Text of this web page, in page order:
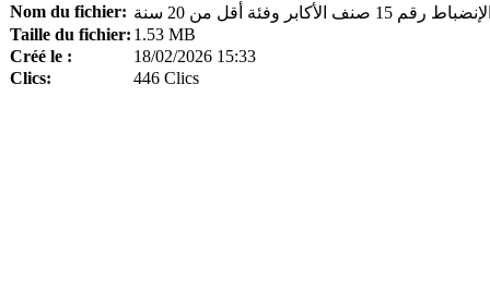
Nom du fichier:
Taille du fichier: 1.53 MB
Créé le :
18/02/2026 15:33
Clics:
446 Clics